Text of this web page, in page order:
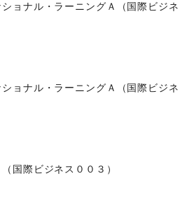
ョナル・ラーニングＡ（国際ビジネ
ョナル・ラーニングＡ（国際ビジネ
国際ビジネス００３）